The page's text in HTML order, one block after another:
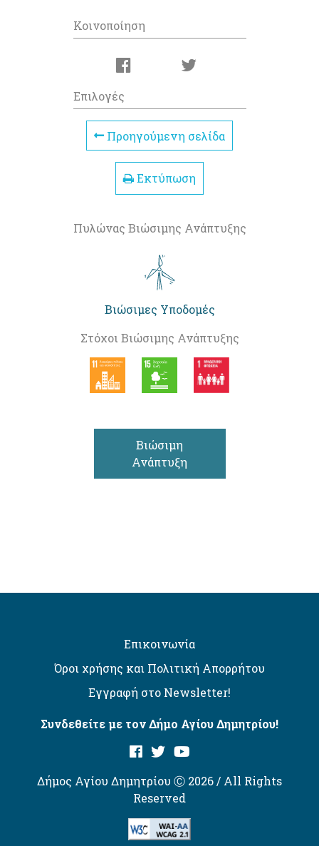
Κοινοποίηση
Επιλογές
Προηγούμενη σελίδα
Εκτύπωση
Πυλώνας Βιώσιμης Ανάπτυξης
Βιώσιμες Υποδομές
Στόχοι Βιώσιμης Ανάπτυξης
Βιώσιμη
Ανάπτυξη
Επικοινωνία
Όροι χρήσης και Πολιτική Απορρήτου
Εγγραφή στο Newsletter!
Συνδεθείτε με τον Δήμο Αγίου Δημητρίου!
Δήμος Αγίου Δημητρίου Ⓒ 2026 / All Rights
Reserved